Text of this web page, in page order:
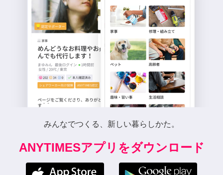
みんなでつくる、新しい暮らしかた。
ANYTIMESアプリをダウンロード